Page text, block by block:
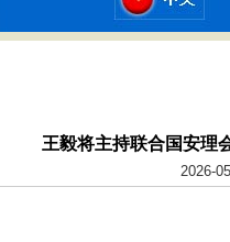
王毅将主持联合国安理
2026-